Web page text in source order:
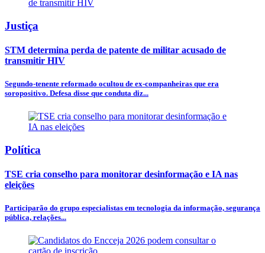
Justiça
STM determina perda de patente de militar acusado de
transmitir HIV
Segundo-tenente reformado ocultou de ex-companheiras que era
soropositivo. Defesa disse que conduta diz...
Política
TSE cria conselho para monitorar desinformação e IA nas
eleições
Participarão do grupo especialistas em tecnologia da informação, segurança
pública, relações...